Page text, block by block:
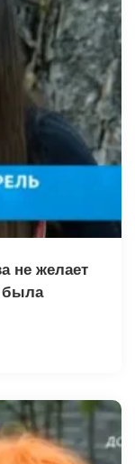
не желает
была